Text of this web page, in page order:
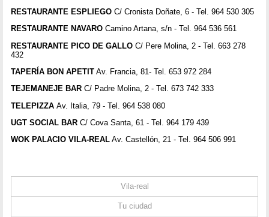
RESTAURANTE ESPLIEGO C/ Cronista Doñate, 6 - Tel. 964 530 305
RESTAURANTE NAVARO Camino Artana, s/n - Tel. 964 536 561
RESTAURANTE PICO DE GALLO C/ Pere Molina, 2 - Tel. 663 278
432
TAPERÍA BON APETIT Av. Francia, 81- Tel. 653 972 284
TEJEMANEJE BAR C/ Padre Molina, 2 - Tel. 673 742 333
TELEPIZZA Av. Italia, 79 - Tel. 964 538 080
UGT SOCIAL BAR C/ Cova Santa, 61 - Tel. 964 179 439
WOK PALACIO VILA-REAL Av. Castellón, 21 - Tel. 964 506 991
Vila-real
Tu ciudad